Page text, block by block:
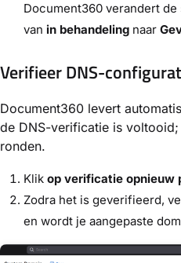
Document360 verandert
van in behandeling naar
Verifieer DNS-
Document360 levert
de DNS-verificatie is
ronden.
Klik op verificatie opnieuw
Zodra het is geverifieerd,
en wordt je aangepaste